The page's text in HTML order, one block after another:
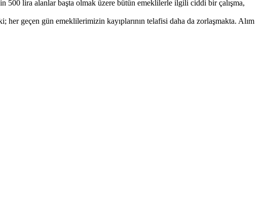
500 lira alanlar başta olmak üzere bütün emeklilerle ilgili ciddi bir çalışma,
geçen gün emeklilerimizin kayıplarının telafisi daha da zorlaşmakta. Alım